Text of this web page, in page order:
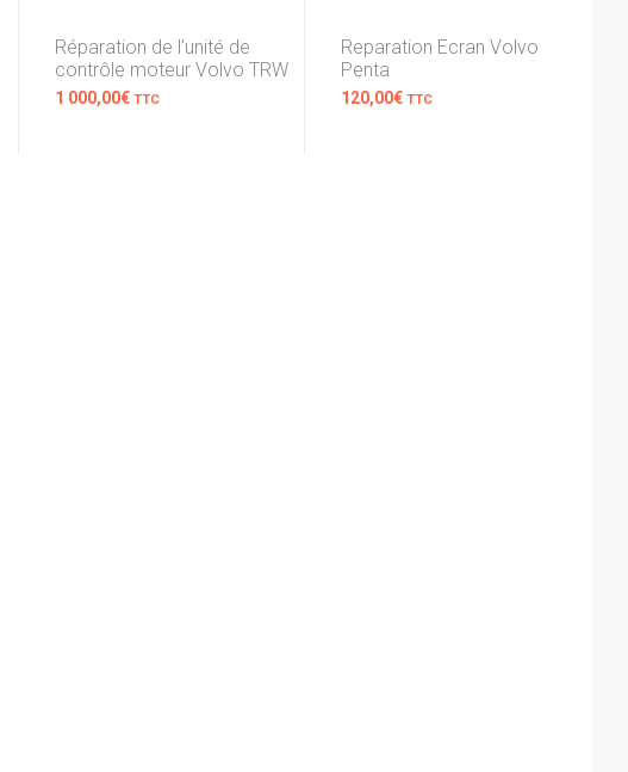
Réparation de l’unité de
contrôle moteur Volvo TRW
1 000,00€ TTC
Reparation Ecran Volvo
Penta
120,00€ TTC